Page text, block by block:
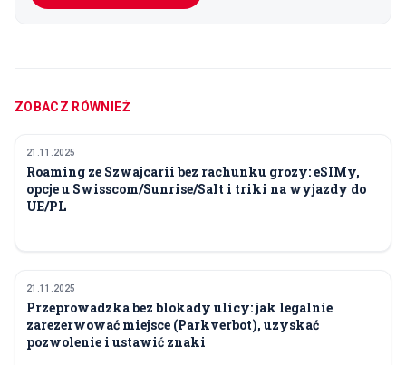
ZOBACZ RÓWNIEŻ
TRANSPORT I PODRÓŻE
21.11.2025
Roaming ze Szwajcarii bez rachunku grozy: eSIMy,
opcje u Swisscom/Sunrise/Salt i triki na wyjazdy do
UE/PL
TRANSPORT I PODRÓŻE
21.11.2025
Przeprowadzka bez blokady ulicy: jak legalnie
zarezerwować miejsce (Parkverbot), uzyskać
pozwolenie i ustawić znaki